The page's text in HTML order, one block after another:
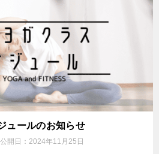
ュールのお知らせ
公開日： 2024年11月25日